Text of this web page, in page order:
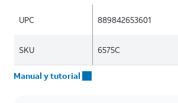
UPC 889842653601
SKU 6575C
Manual y tutorial